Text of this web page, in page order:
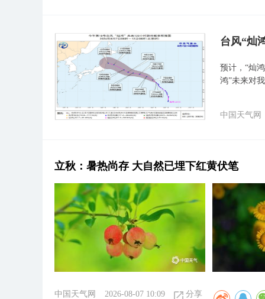
台风“灿
预计，“灿
鸿”未来对
中国天气网
立秋：暑热尚存 大自然已埋下红黄伏笔
中国天气网 2026-08-07 10:09 分享